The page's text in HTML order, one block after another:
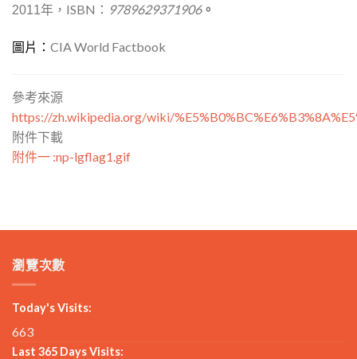
2011年， ISBN： 9789629371906。
圖片： CIA World Factbook
參考來源
https://zh.wikipedia.org/wiki/
附件下載
附件一 :np-lgflag1.gif
瀏覽次數
Today's Visits:
663
Last 365 Days Visits: